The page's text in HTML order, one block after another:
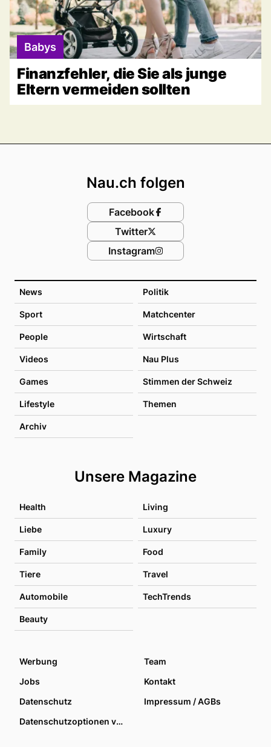
Babys
Finanzfehler, die Sie als junge
Eltern vermeiden sollten
News Politik
Sport Matchcenter
People Wirtschaft
Videos Nau Plus
Games Stimmen der Schweiz
Lifestyle Themen
Archiv
Unsere Magazine
Health Living
Liebe Luxury
Family Food
Tiere Travel
Automobile TechTrends
Beauty
Nau.ch folgen
Facebook
Twitter
Instagram
Werbung
Team
Jobs
Kontakt
Datenschutz
Impressum / AGBs
Datenschutzoptionen verwalten